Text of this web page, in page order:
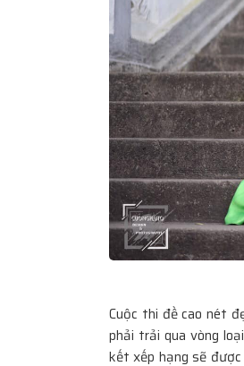
cho
Vedette
Fest 2
Thương
thoại
UEB
tại UEB
Chung
có 2
ghế nóng
Cuộc thi đề cao nét
phải trải qua vòng
kết xếp hạng sẽ